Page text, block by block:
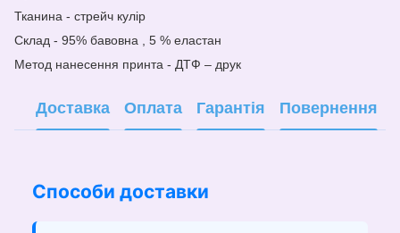
Тканина - стрейч кулір
Склад - 95% бавовна , 5 % еластан
Метод нанесення принта - ДТФ – друк
Доставка Оплата Гарантія Повернення
Способи доставки